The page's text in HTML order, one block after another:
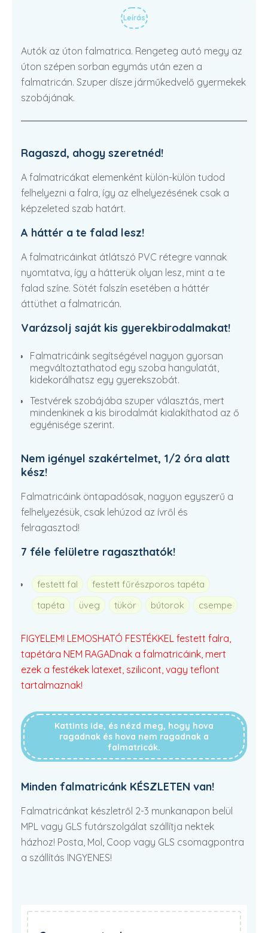
Leírás
Autók az úton falmatrica. Rengeteg autó megy az
úton szépen sorban egymás után ezen a
falmatricán. Szuper dísze járműkedvelő gyermekek
szobájának.
Ragaszd, ahogy szeretnéd!
A falmatricákat elemenként külön-külön tudod
felhelyezni a falra, így az elhelyezésének csak a
képzeleted szab határt.
A háttér a te falad lesz!
A falmatricáinkat átlátszó PVC rétegre vannak
nyomtatva, így a hátterük olyan lesz, mint a te
falad színe. Sötét falszín esetében a háttér
áttüthet a falmatricán.
Varázsolj saját kis gyerekbirodalmakat!
Falmatricáink segítségével nagyon gyorsan
megváltoztathatod egy szoba hangulatát,
kidekorálhatsz egy gyerekszobát.
Testvérek szobájába szuper választás, mert
mindenkinek a kis birodalmát kialakíthatod az ő
egyénisége szerint.
Nem igényel szakértelmet, 1/2 óra alatt
kész!
Falmatricáink öntapadósak, nagyon egyszerű a
felhelyezésük, csak lehúzod az ívről és
felragasztod!
7 féle felületre ragaszthatók!
festett fal
festett fűrészporos tapéta
tapéta
üveg tükör bútorok csempe
FIGYELEM! LEMOSHATÓ FESTÉKKEL festett falra,
tapétára NEM RAGADnak a falmatricáink, mert
ezek a festékek latexet, szilicont, vagy teflont
tartalmaznak!
Kattints ide, és nézd meg, hogy hova
ragadnak és hova nem ragadnak a
falmatricák.
Minden falmatricánk KÉSZLETEN van!
Falmatricánkat készletről 2-3 munkanapon belül
MPL vagy GLS futárszolgálat szállítja nektek
házhoz! Posta, Mol, Coop vagy GLS csomagpontra
a szállítás INGYENES!